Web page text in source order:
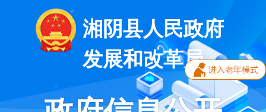
湘阴县人民政府
发展和改革局